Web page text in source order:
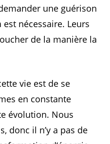
une guérison
nécessaire. Leurs
de la manière la
vie est de se
en constante
évolution. Nous
donc il n’y a pas de